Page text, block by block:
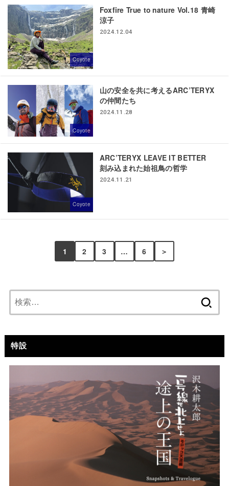
Coyote
Foxfire True to nature Vol.18 青崎
涼子
2024.12.04
Coyote
山の安全を共に考えるARC’TERYX
の仲間たち
2024.11.28
Coyote
ARC’TERYX LEAVE IT BETTER
刻み込まれた始祖鳥の哲学
2024.11.21
1 2 3 … 6 ＞
特設